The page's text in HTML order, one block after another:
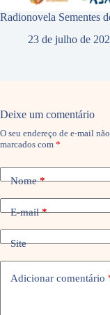
Radionovela Sementes
23 de julho de
Deixe um comentário
O seu endereço de e-mail
marcados com *
Nome*
E-mail*
Site
Adicionar comentário